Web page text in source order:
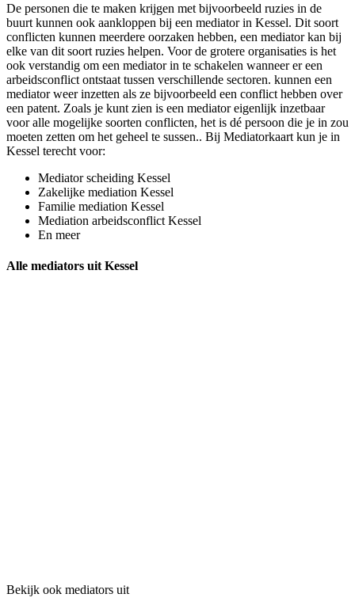
De personen die te maken krijgen met bijvoorbeeld ruzies in de
buurt kunnen ook aankloppen bij een mediator in Kessel. Dit soort
conflicten kunnen meerdere oorzaken hebben, een mediator kan bij
elke van dit soort ruzies helpen. Voor de grotere organisaties is het
ook verstandig om een mediator in te schakelen wanneer er een
arbeidsconflict ontstaat tussen verschillende sectoren. kunnen een
mediator weer inzetten als ze bijvoorbeeld een conflict hebben over
een patent. Zoals je kunt zien is een mediator eigenlijk inzetbaar
voor alle mogelijke soorten conflicten, het is dé persoon die je in zou
moeten zetten om het geheel te sussen.. Bij Mediatorkaart kun je in
Kessel terecht voor:
Mediator scheiding Kessel
Zakelijke mediation Kessel
Familie mediation Kessel
Mediation arbeidsconflict Kessel
En meer
Alle mediators uit Kessel
Bekijk ook mediators uit